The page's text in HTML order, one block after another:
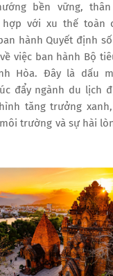
bền vững,
với xu thế toàn
hành Quyết định số
việc ban hành Bộ
Hòa. Đây là dấu
đẩy ngành du lịch
tăng trưởng
trường và sự hài